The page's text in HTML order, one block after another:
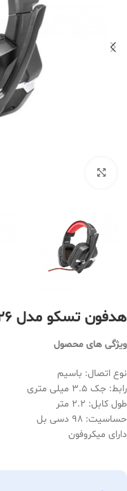
هدفون تسکو مدل TH 5126
ویژگی های محصول
نوع اتصال: باسیم
رابط: جک 3.5 میلی متری
طول کابل: 2.2 متر
حساسیت: 98 دسی بل
دارای میکروفون